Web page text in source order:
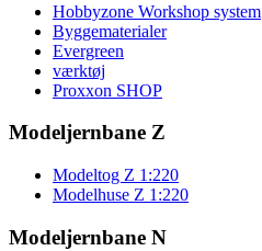
Hobbyzone Workshop system
Byggematerialer
Evergreen
værktøj
Proxxon SHOP
Modeljernbane Z
Modeltog Z 1:220
Modelhuse Z 1:220
Modeljernbane N